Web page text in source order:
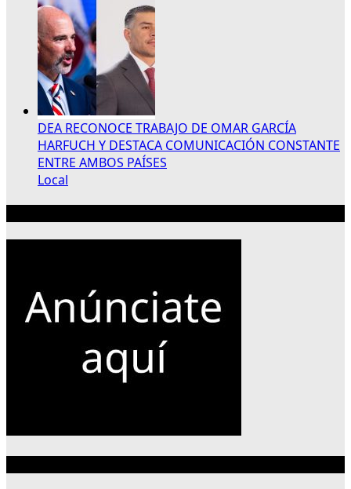
DEA RECONOCE TRABAJO DE OMAR GARCÍA
HARFUCH Y DESTACA COMUNICACIÓN CONSTANTE
ENTRE AMBOS PAÍSES
Local